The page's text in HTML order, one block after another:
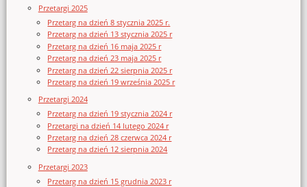
Przetargi 2025
Przetarg na dzień 8 stycznia 2025 r.
Przetarg na dzień 13 stycznia 2025 r
Przetarg na dzień 16 maja 2025 r
Przetarg na dzień 23 maja 2025 r
Przetarg na dzień 22 sierpnia 2025 r
Przetarg na dzień 19 września 2025 r
Przetargi 2024
Przetarg na dzień 19 stycznia 2024 r
Przetargi na dzień 14 lutego 2024 r
Przetarg na dzień 28 czerwca 2024 r
Przetarg na dzień 12 sierpnia 2024
Przetargi 2023
Przetarg na dzień 15 grudnia 2023 r